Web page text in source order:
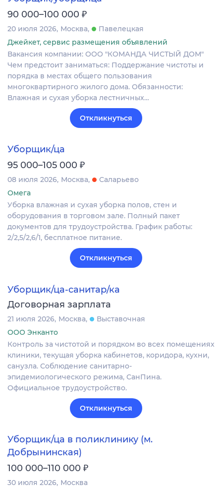
90 000–100 000 ₽
20 июля 2026 Москва
Павелецкая
Джейкет, сервис размещения объявлений
Вакансия компании: ООО "КОМАНДА ЧИСТЫЙ ДОМ"
Чем предстоит заниматься: Поддержание чистоты и
порядка в местах общего пользования
многоквартирного жилого дома. Обязанности:
Влажная и сухая уборка лестничных…
Откликнуться
Уборщик/ца
95 000–105 000 ₽
08 июля 2026 Москва
Саларьево
Омега
Уборка влажная и сухая уборка полов, стен и
оборудования в торговом зале. Полный пакет
документов для трудоустройства. График работы:
2/2,5/2,6/1, бесплатное питание.
Откликнуться
Уборщик/ца-санитар/ка
Договорная зарплата
21 июля 2026 Москва
Выставочная
ООО Энканто
Контроль за чистотой и порядком во всех помещениях
клиники, текущая уборка кабинетов, коридора, кухни,
санузла. Соблюдение санитарно-
эпидемиологического режима, СанПина.
Официальное трудоустройство.
Откликнуться
Уборщик/ца в поликлинику (м.
Добрынинская)
100 000–110 000 ₽
30 июля 2026 Москва